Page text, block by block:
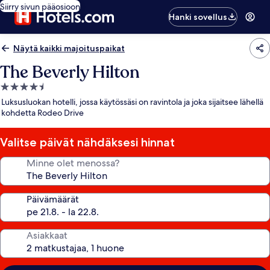
Siirry sivun pääosioon
Hanki sovellus
Näytä kaikki majoituspaikat
The Beverly Hilton
4.5
tähden
majoituspaikka
Luksusluokan hotelli, jossa käytössäsi on ravintola ja joka sijaitsee lähellä
kohdetta Rodeo Drive
Valitse päivät nähdäksesi hinnat
Minne olet menossa?
Päivämäärät
Asiakkaat